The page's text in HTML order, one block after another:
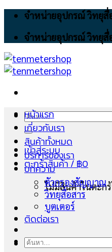
Skip
content
จำหน่ายอุปกรณ์ วิทยุสื่
จำหน่ายอุปกรณ์ วิทยุสื่
ค้นหา:
เข้าสู่ระบบ
ตะกร้าสินค้า /฿0
ไม่มีสินค้าในตะก
หน้าแรก
เกี่ยวกับเรา
สินค้าทั้งหมด
บริการของเรา
บทความ
ตัวกรองสัญญาณ
วิทยุสื่อสาร
บูตเตอร์
ติดต่อเรา
ค้นหา: